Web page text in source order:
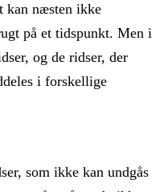
kan næsten ikke
på et tidspunkt. Men i
og de ridser, der
i forskellige
som ikke kan undgås